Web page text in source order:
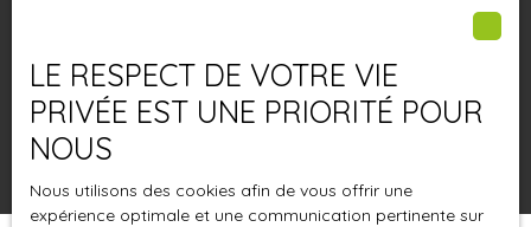
Surface min (m²)
LE RESPECT DE VOTRE VIE
PRIVÉE EST UNE PRIORITÉ POUR
NOUS
Nous utilisons des cookies afin de vous offrir une
expérience optimale et une communication pertinente sur